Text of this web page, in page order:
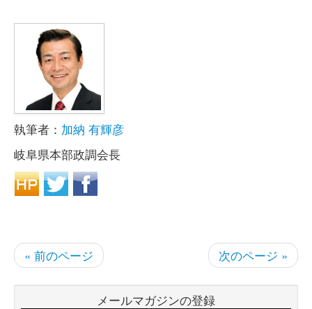
執筆者： 加納 有輝彦
岐阜県本部政調会長
« 前のページ 次のページ »
メールマガジンの登録